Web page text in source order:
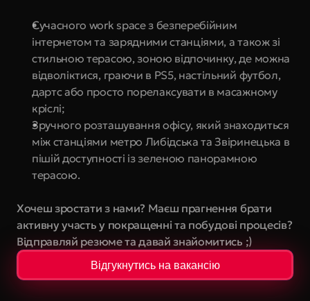
Сучасного work space з безперебійним
інтернетом та зарядними станціями, а також зі
стильною терасою, зоною відпочинку, де можна
відволіктися, граючи в PS5, настільний футбол,
дартс або просто порелаксувати в масажному
кріслі;
Зручного розташування офісу, який знаходиться
між станціями метро Либідська та Звіринецька в
пішій доступності із зеленою панорамною
терасою.
Хочеш зростати з нами? Маєш прагнення брати
активну участь у покращенні та побудові процесів?
Відправляй резюме та давай знайомитись ;)
Відгукнутись на вакансію